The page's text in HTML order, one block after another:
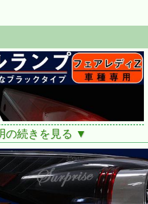
の続きを見る ▼